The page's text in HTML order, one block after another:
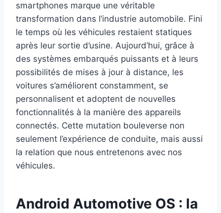
smartphones marque une véritable
transformation dans l’industrie automobile. Fini
le temps où les véhicules restaient statiques
après leur sortie d’usine. Aujourd’hui, grâce à
des systèmes embarqués puissants et à leurs
possibilités de mises à jour à distance, les
voitures s’améliorent constamment, se
personnalisent et adoptent de nouvelles
fonctionnalités à la manière des appareils
connectés. Cette mutation bouleverse non
seulement l’expérience de conduite, mais aussi
la relation que nous entretenons avec nos
véhicules.
Android Automotive OS : la